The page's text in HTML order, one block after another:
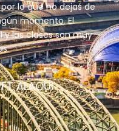
lo que no dejas de
momento. El
las clases son muy
ALAOUI